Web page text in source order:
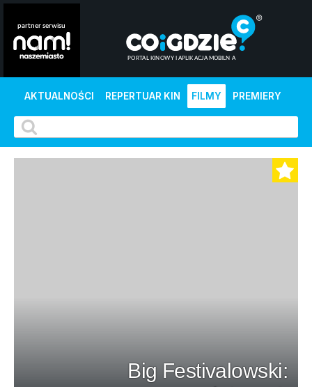
AKTUALNOŚCI REPERTUAR KIN FILMY PREMIERY
Big Festivalowski: